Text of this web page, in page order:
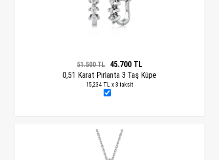
51.500 TL
45.700 TL
0,51 Karat Pırlanta 3 Taş Küpe
15,234 TL x 3 taksit